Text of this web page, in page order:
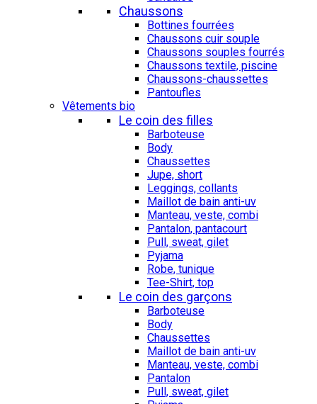
Chaussons
Bottines fourrées
Chaussons cuir souple
Chaussons souples fourrés
Chaussons textile, piscine
Chaussons-chaussettes
Pantoufles
Vêtements bio
Le coin des filles
Barboteuse
Body
Chaussettes
Jupe, short
Leggings, collants
Maillot de bain anti-uv
Manteau, veste, combi
Pantalon, pantacourt
Pull, sweat, gilet
Pyjama
Robe, tunique
Tee-Shirt, top
Le coin des garçons
Barboteuse
Body
Chaussettes
Maillot de bain anti-uv
Manteau, veste, combi
Pantalon
Pull, sweat, gilet